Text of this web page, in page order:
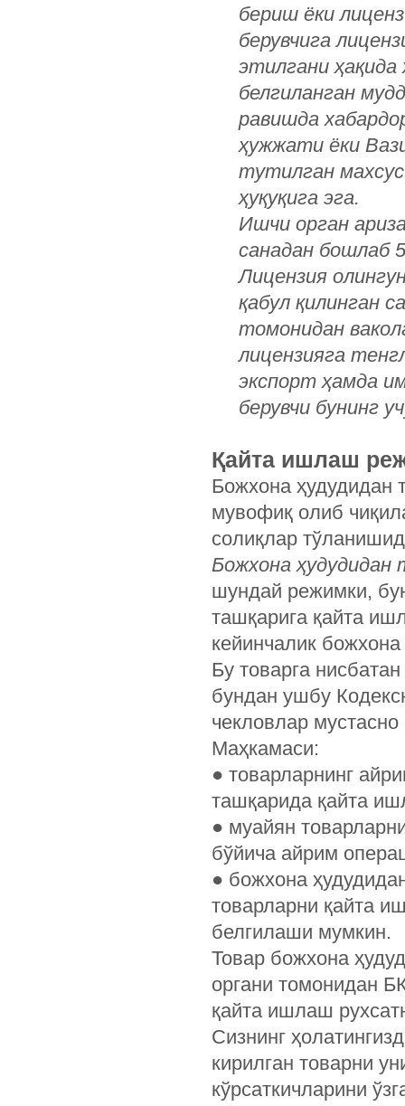
бериш ёки
берувчига
этилгани ҳақида
белгиланган
равишда
ҳужжати ёки
тутилган
ҳуқуқига эга.
Ишчи орган
санадан бошлаб
Лицензия
қабул қилинган
томонидан
лицензияга
экспорт ҳамда
берувчи бунинг
Қайта ишлаш
Божхона ҳудудидан
мувофиқ олиб
солиқлар
Божхона
шундай режимки,
ташқарига қайта
кейинчалик
Бу товарга
бундан ушбу
чекловлар мустасно
Маҳкамаси:
● товарларнинг
ташқарида қайта
● муайян
бўйича айрим
● божхона
товарларни қайта
белгилаши мумкин.
Товар божхона
органи томонидан
қайта ишлаш
Сизнинг
кирилган товарни
кўрсаткичларини